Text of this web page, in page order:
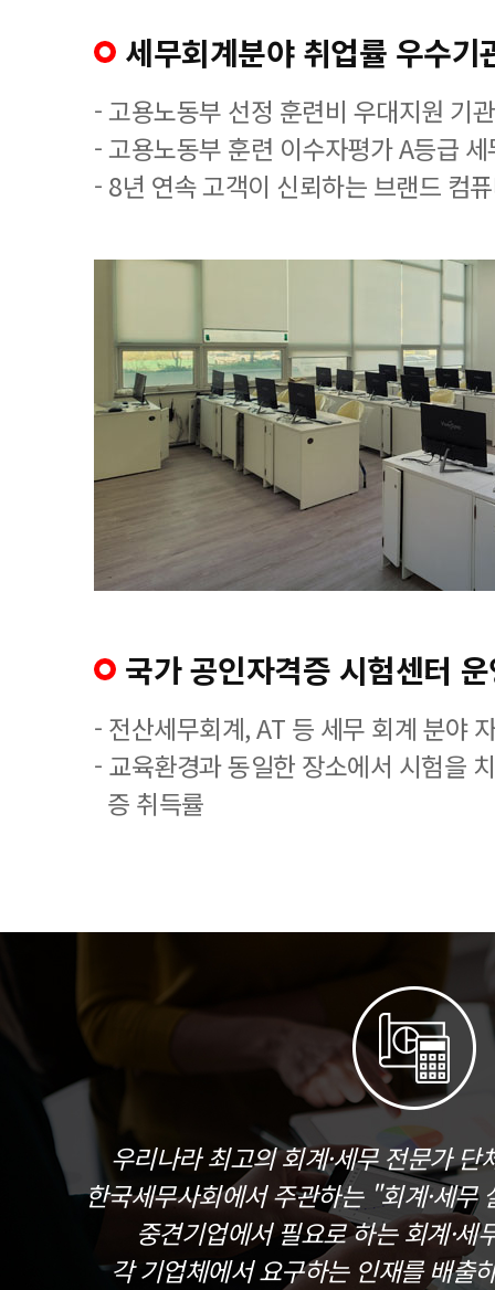
세무회계분야 취업률 우수기
- 고용노동부 선정 훈련비 우대지원 기관
- 고용노동부 훈련 이수자평가 A등급
- 8년 연속 고객이 신뢰하는 브랜드 컴
국가 공인자격증 시험센터
- 전산세무회계, AT 등 세무 회계 분야
- 교육환경과 동일한 장소에서 시험을
증 취득률
우리나라 최고의 회계·세무 전문가
한국세무사회에서 주관하는 "회계·세무
중견기업에서 필요로 하는 회계·세
각 기업체에서 요구하는 인재를 배출